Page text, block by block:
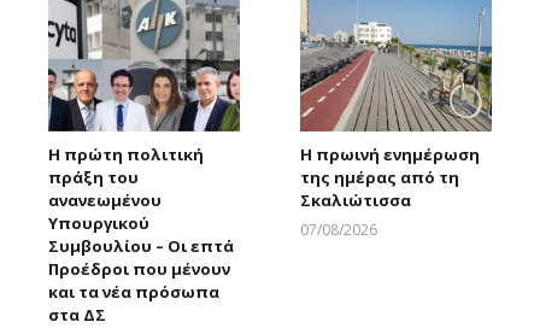
Η πρώτη πολιτική
πράξη του
ανανεωμένου
Υπουργικού
Συμβουλίου – Οι επτά
Προέδροι που μένουν
και τα νέα πρόσωπα
στα ΔΣ
Η πρωινή ενημέρωση
της ημέρας από τη
Σκαλιώτισσα
07/08/2026